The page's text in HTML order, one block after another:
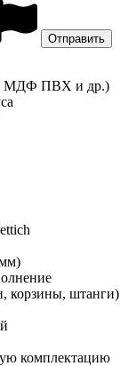
МДФ ПВХ и др.)
корзины, штанги)
комплектацию